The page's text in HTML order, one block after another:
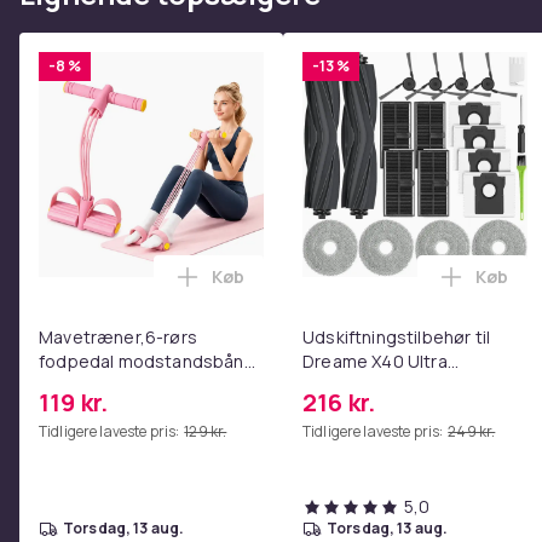
Farve
ASUS ROG, TUF Gaming & ZenBook
Vægt, gram
Varenr.
Produktsikkerhedsinformation
-8 %
Mavetræner,6-rørs
fodpedal modstandsbånd
yoga og
hjemmetræningscenter
119 kr.
Tidligere laveste pris: 129 kr.
Læg Mavetræner,6-rørs fodpedal
Køb
torsdag, 13 aug.
-13 %
Udskiftningstilbehør til
Dreame X40 Ultra
216 kr.
Tidligere laveste pris: 249 kr.
Læg
Køb
5,0
torsdag, 13 aug.